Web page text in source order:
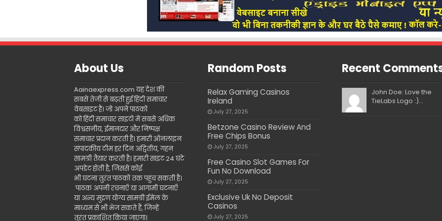
About Us
Aainaexpress.com यह देश की
सबसे तेजी से बढ़ती हुई हिंदी समाचार
वेबसाइट है। जो अपने पाठकों
को हिंदी समाचार साइटों में सबसे अधिक
विश्वसनीय, ईमानदार और निष्पक्ष
समाचार प्रदान करती है। हमारी ऑनलाइन
संपादकीय टीम हर दिन अद्वितीय, गहन
सामग्री तैयार करती है। हमारी साइट 24 घंटे
अपडेट होती है, जिससे कोई
भी घटना तुरंत पाठकों तक पहुंच सकती है।
पाठक अपनी रचनाएँ या आगामी घटनाएँ
या अन्य मुद्रण योग्य सामग्री ईमेल के
माध्यम से भी भेज सकते हैं, जिन्हें
तुरंत प्रकाशित किया जाएगा।
Random Posts
Relax Gaming Casinos
Ireland
July 27, 2025
Betzone Casino Review And
Free Chips Bonus
July 27, 2025
Free Casino Slot Games For
Fun No Download
July 27, 2025
Exclusive Uk No Deposit
Casinos
July 27, 2025
Recent
John Doe: Love the
TieLabs Logo :)...